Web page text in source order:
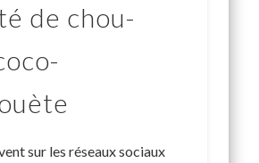
de chou-
sur les réseaux sociaux